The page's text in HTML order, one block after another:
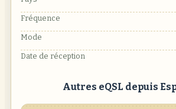
Fréquence
Mode
Date de réception
Autres eQSL depuis